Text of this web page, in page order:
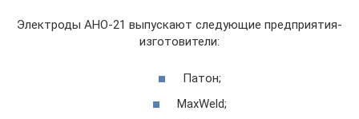
Электроды АНО-21 выпускают следующие предприятия-
изготовители:
Патон;
MaxWeld;